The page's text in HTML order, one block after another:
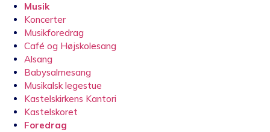
Musik
Koncerter
Musikforedrag
Café og Højskolesang
Alsang
Babysalmesang
Musikalsk legestue
Kastelskirkens Kantori
Kastelskoret
Foredrag